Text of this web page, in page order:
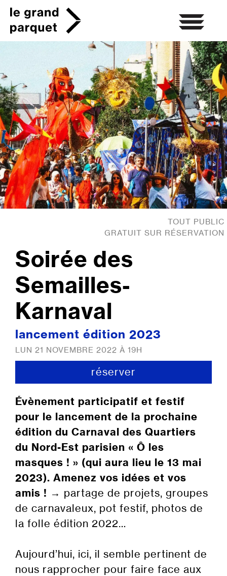
Skip
to
content
Soirée des
Semailles-
Karnaval
lancement édition 2023
LUN 21 NOVEMBRE 2022 À 19H
réserver
Évènement participatif et festif
pour le lancement de la prochaine
édition du Carnaval des Quartiers
du Nord-Est parisien « Ô les
masques ! » (qui aura lieu le 13 mai
2023). Amenez vos idées et vos
amis ! → partage de projets, groupes
de carnavaleux, pot festif, photos de
la folle édition 2022…
Aujourd’hui, ici, il semble pertinent de
nous rapprocher pour faire face aux
TOUT PUBLIC
GRATUIT SUR RÉSERVATION